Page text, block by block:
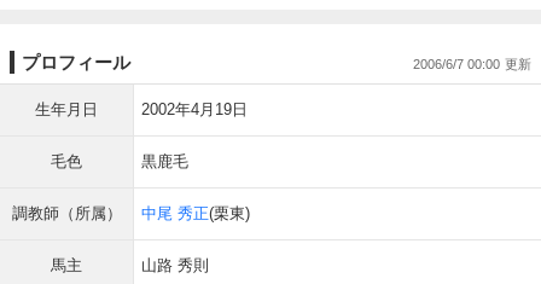
プロフィール 2006/6/7 00:00
生年月日 2002年4月19日
毛色 黒鹿毛
調教師（所属） 中尾 秀正(栗東)
馬主 山路 秀則